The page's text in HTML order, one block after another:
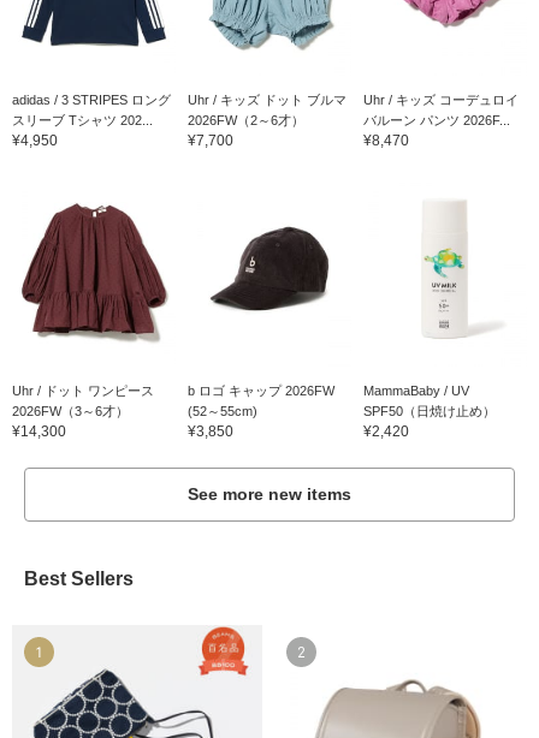
adidas / 3 STRIPES ロング
スリーブ Tシャツ 202...
¥4,950
Uhr / キッズ ドット ブルマ
2026FW（2～6才）
¥7,700
Uhr / キッズ コーデュロイ
バルーン パンツ 2026F...
¥8,470
Uhr / ドット ワンピース
2026FW（3～6才）
¥14,300
b ロゴ キャップ 2026FW
(52～55cm)
¥3,850
MammaBaby / UV
SPF50（日焼け止め）
¥2,420
See more new items
Best Sellers
1 2